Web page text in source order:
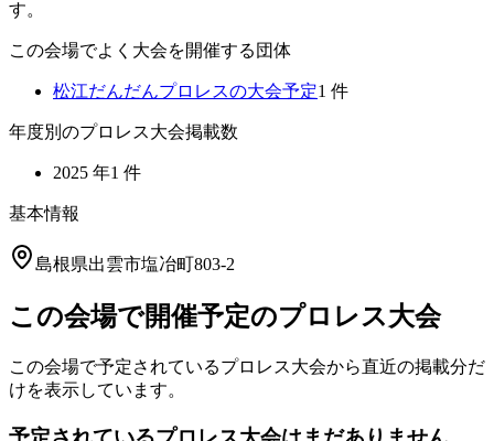
す。
この会場でよく大会を開催する団体
松江だんだんプロレスの大会予定1 件
年度別のプロレス大会掲載数
2025 年1 件
基本情報
島根県出雲市塩冶町803-2
この会場で開催予定のプロレス大会
この会場で予定されているプロレス大会から直近の掲載分だ
けを表示しています。